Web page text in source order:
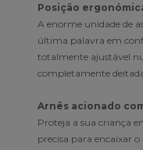
Posição
A enorme unidade de
última palavra em
totalmente ajustável
completamente
Arnês acionado
Proteja a sua criança
precisa para encaixar